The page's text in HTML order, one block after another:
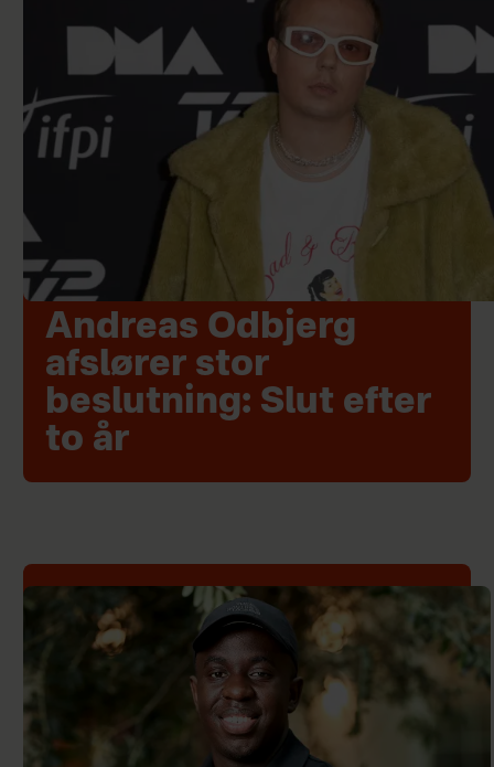
Andreas Odbjerg
afslører stor
beslutning: Slut efter
to år